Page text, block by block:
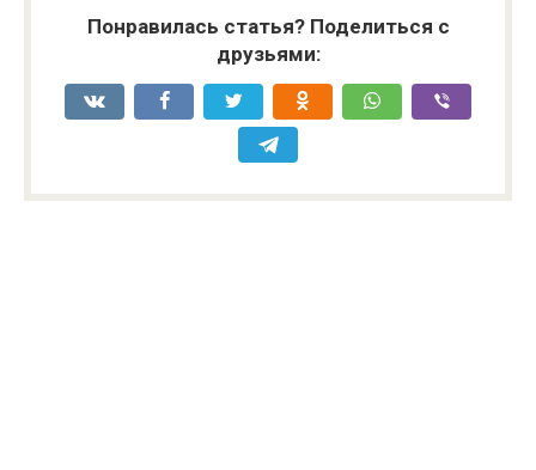
Понравилась статья? Поделиться с
друзьями: